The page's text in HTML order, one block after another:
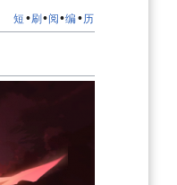
短 •刷•阅•编•历